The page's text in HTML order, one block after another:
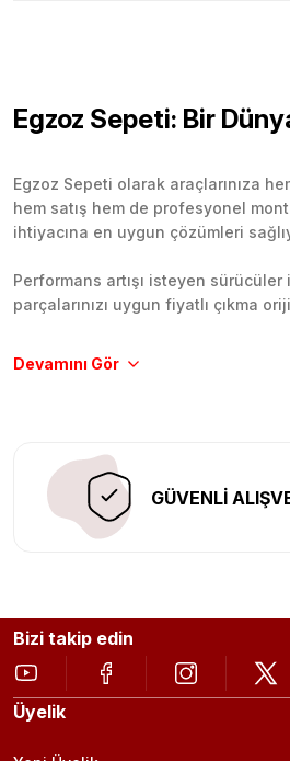
Egzoz Sepeti: Bir
Egzoz Sepeti olarak araçlarınıza
hem satış hem de profesyonel
ihtiyacına en uygun çözümleri
Performans artışı isteyen
parçalarınızı uygun fiyatlı çıkma
Tüm ürünlerimiz orijinal,
GÜVENLİ
Bizi takip edin
Üyelik